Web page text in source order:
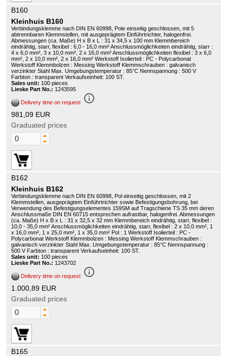
B160
Kleinhuis B160
Verbindungsklemme nach DIN EN 60998, Pole einseitig geschlossen, mit 5
abtrennbaren Klemmstellen, mit ausgeprägtem Einführtrichter, halogenfrei.
Abmessungen (ca. Maße) H x B x L : 31 x 34,5 x 100 mm Klemmbereich
eindrähtig, starr, flexibel : 6,0 - 16,0 mm² Anschlussmöglichkeiten eindrähtig, starr :
4 x 6,0 mm², 3 x 10,0 mm², 2 x 16,0 mm² Anschlussmöglichkeiten flexibel : 3 x 6,0
mm², 2 x 10,0 mm², 2 x 16,0 mm² Werkstoff Isolierteil : PC - Polycarbonat
Werkstoff Klemmbolzen : Messing Werkstoff Klemmschrauben : galvanisch
verzinkter Stahl Max. Umgebungstemperatur : 85°C Nennspannung : 500 V
Farbton : transparent Verkaufseinheit: 100 ST.
Sales unit: 100 pieces
Lieske Part No.: 1243595
Delivery time on request info_outline
981,09 EUR
Graduated prices
B162
Kleinhuis B162
Verbindungsklemme nach DIN EN 60998, Pol einseitig geschlossen, mit 2
Klemmstellen, ausgeprägtem Einführtrichter sowie Befestigungsbohrung, bei
Verwendung des Befestigungselementes 159SM auf Tragschiene TS 35 mm deren
Anschlussmaße DIN EN 60715 entsprechen aufrastbar, halogenfrei. Abmessungen
(ca. Maße) H x B x L : 31 x 32,5 x 32 mm Klemmbereich eindrähtig, starr, flexibel :
10,0 - 35,0 mm² Anschlussmöglichkeiten eindrähtig, starr, flexibel : 2 x 10,0 mm², 1
x 16,0 mm², 1 x 25,0 mm², 1 x 35,0 mm² Pol : 1 Werkstoff Isolierteil : PC -
Polycarbonat Werkstoff Klemmbolzen : Messing Werkstoff Klemmschrauben :
galvanisch verzinkter Stahl Max. Umgebungstemperatur : 85°C Nennspannung :
500 V Farbton : transparent Verkaufseinheit: 100 ST.
Sales unit: 100 pieces
Lieske Part No.: 1243702
Delivery time on request info_outline
1.000,89 EUR
Graduated prices
B165